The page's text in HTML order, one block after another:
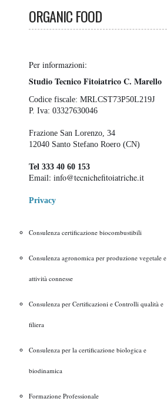
ORGANIC FOOD
Per informazioni:
Studio Tecnico Fitoiatrico C. Marello
Codice fiscale: MRLCST73P50L219J
P. Iva: 03327630046
Frazione San Lorenzo, 34
12040 Santo Stefano Roero (CN)
Tel 333 40 60 153
Email: info@tecnichefitoiatriche.it
Privacy
Consulenza certificazione biocombustibili
Consulenza agronomica per produzione vegetale e
attività connesse
Consulenza per Certificazioni e Controlli qualità e
filiera
Consulenza per la certificazione biologica e
biodinamica
Formazione Professionale